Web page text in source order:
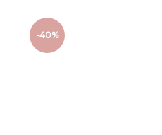
-40%